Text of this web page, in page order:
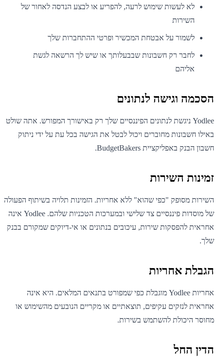
לא לעשות שימוש לרעה, להפריע או לבצע הנדסה לאחור של
השירות
לשמור על אבטחת המכשיר ופרטי ההתחברות שלך
לחבר רק חשבונות שבבעלותך או שיש לך הרשאה לגשת
אליהם
הסכמה וגישה לנתונים
Yodlee ניגשת לנתונים הפיננסיים שלך רק באישורך המפורש. אתה שולט
באילו חשבונות מחוברים ויכול לבטל את הגישה בכל עת על ידי ניתוק
חשבון הבנק באפליקציית BudgetBakers.
זמינות השירות
השירות מסופק "כפי שהוא" ללא אחריות. הזמינות תלויה בשיתוף הפעולה
של מוסדות פיננסיים צד שלישי ובמערכות הטכניות שלהם. Yodlee אינה
אחראית להפסקות שירות, עיכובים בנתונים או אי-דיוקים שמקורם בבנק
שלך.
הגבלת אחריות
אחריות Yodlee מוגבלת כפי שמפורט בתנאים המלאים. היא אינה
אחראית לנזקים עקיפים, תוצאתיים או מקריים הנובעים מהשימוש או
מחוסר היכולת להשתמש בשירות.
הדין החל